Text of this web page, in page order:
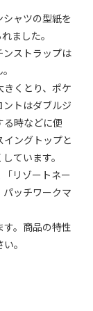
シャツの型紙を
ました。
ンストラップは
くとり、ポケ
ントはダブルジ
る時などに便
イングトップと
ています。
リゾートネー
パッチワークマ
。商品の特性
。